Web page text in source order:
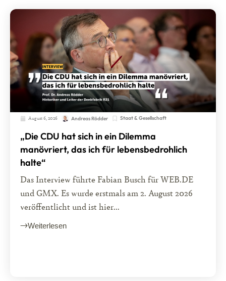
August 6, 2026 Andreas Rödder Staat & Gesellschaft
„Die CDU hat sich in ein Dilemma
manövriert, das ich für lebensbedrohlich
halte“
Das Interview führte Fabian Busch für WEB.DE
und GMX. Es wurde erstmals am 2. August 2026
veröffentlicht und ist hier...
Weiterlesen